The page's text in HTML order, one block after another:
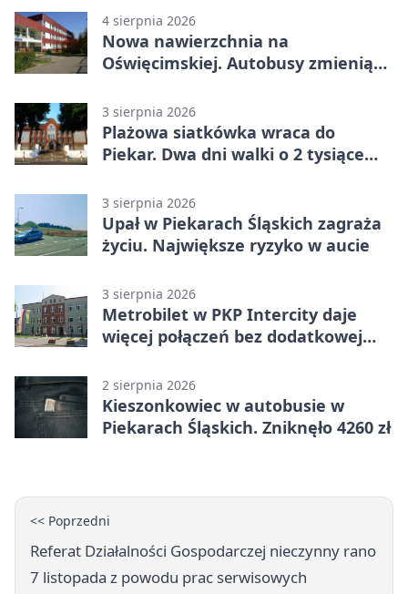
4 sierpnia 2026
Nowa nawierzchnia na
Oświęcimskiej. Autobusy zmienią
3 sierpnia 2026
Plażowa siatkówka wraca do
Piekar. Dwa dni walki o 2 tysiące
3 sierpnia 2026
Upał w Piekarach Śląskich zagraża
życiu. Największe ryzyko w aucie
3 sierpnia 2026
Metrobilet w PKP Intercity daje
więcej połączeń bez dodatkowej
2 sierpnia 2026
Kieszonkowiec w autobusie w
Piekarach Śląskich. Zniknęło 4260 zł
<< Poprzedni
Referat Działalności Gospodarczej nieczynny rano
7 listopada z powodu prac serwisowych